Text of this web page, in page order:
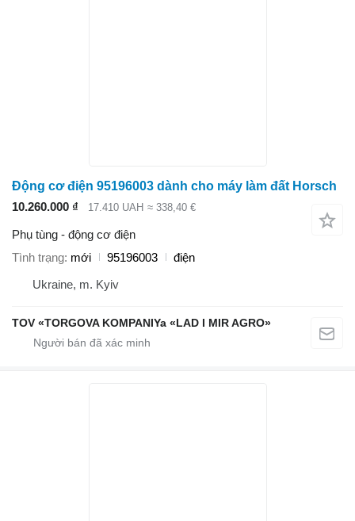
Động cơ điện 95196003 dành cho máy làm đất Horsch
10.260.000 ₫
17.410 UAH ≈ 338,40 €
Phụ tùng - động cơ điện
Tình trạng mới 95196003
điện
Ukraine, m. Kyiv
TOV «TORGOVA KOMPANIYa «LAD I MIR AGRO»